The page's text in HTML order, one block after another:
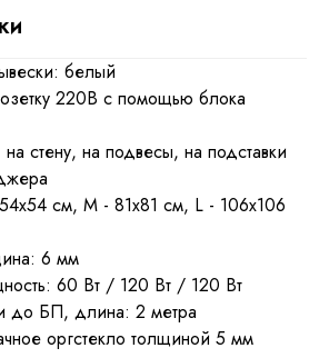
белый
220В с помощью блока
стену, на подвесы, на подставки
см, M - 81x81 см, L - 106x106
6 мм
60 Вт / 120 Вт / 120 Вт
до БП, длина: 2 метра
оргстекло толщиной 5 мм